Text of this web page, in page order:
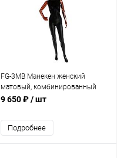
FG-3MB Манекен женский
матовый, комбинированный
9 650 ₽/ шт
Подробнее